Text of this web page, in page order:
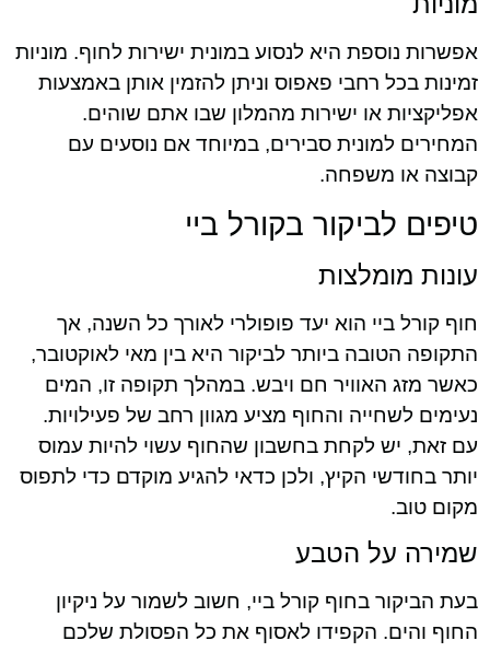
אפשרות נוספת היא לנסוע במונית ישירות לחוף. מוניות
זמינות בכל רחבי פאפוס וניתן להזמין אותן באמצעות
אפליקציות או ישירות מהמלון שבו אתם שוהים.
המחירים למונית סבירים, במיוחד אם נוסעים עם
קבוצה או משפחה.
טיפים לביקור בקורל ביי
עונות מומלצות
חוף קורל ביי הוא יעד פופולרי לאורך כל השנה, אך
התקופה הטובה ביותר לביקור היא בין מאי לאוקטובר,
כאשר מזג האוויר חם ויבש. במהלך תקופה זו, המים
נעימים לשחייה והחוף מציע מגוון רחב של פעילויות.
עם זאת, יש לקחת בחשבון שהחוף עשוי להיות עמוס
יותר בחודשי הקיץ, ולכן כדאי להגיע מוקדם כדי לתפוס
מקום טוב.
שמירה על הטבע
בעת הביקור בחוף קורל ביי, חשוב לשמור על ניקיון
החוף והים. הקפידו לאסוף את כל הפסולת שלכם